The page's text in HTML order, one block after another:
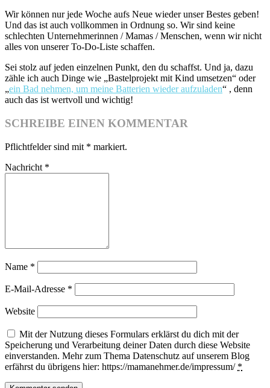
Wir können nur jede Woche aufs Neue wieder unser Bestes geben!
Und das ist auch vollkommen in Ordnung so. Wir sind keine
schlechten Unternehmerinnen / Mamas / Menschen, wenn wir nicht
alles von unserer To-Do-Liste schaffen.
Sei stolz auf jeden einzelnen Punkt, den du schaffst. Und ja, dazu
zähle ich auch Dinge wie „Bastelprojekt mit Kind umsetzen“ oder
„ein Bad nehmen, um meine Batterien wieder aufzuladen“ , denn
auch das ist wertvoll und wichtig!
SCHREIBE EINEN KOMMENTAR
Pflichtfelder sind mit * markiert.
Nachricht *
Name *
E-Mail-Adresse *
Website
Mit der Nutzung dieses Formulars erklärst du dich mit der
Speicherung und Verarbeitung deiner Daten durch diese Website
einverstanden. Mehr zum Thema Datenschutz auf unserem Blog
erfährst du übrigens hier: https://mamanehmer.de/impressum/ *